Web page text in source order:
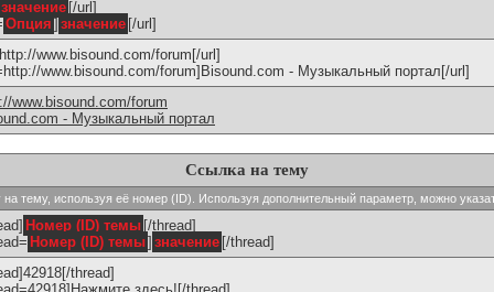
значение [/url]
Опция ] значение [/url]
www.bisound.com/forum[/url]
www.bisound.com/forum]Bisound.com - Музыкальный портал[/url]
www.bisound.com/forum
- Музыкальный портал
Ссылка на тему
на тему, используя её номер (ID). Используя дополнительный параметр, можно
Номер (ID) темы [/thread]
Номер (ID) темы] значение [/thread]
thread]